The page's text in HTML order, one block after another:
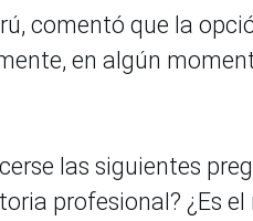
comentó que la
en algún
las siguientes
profesional? ¿Es